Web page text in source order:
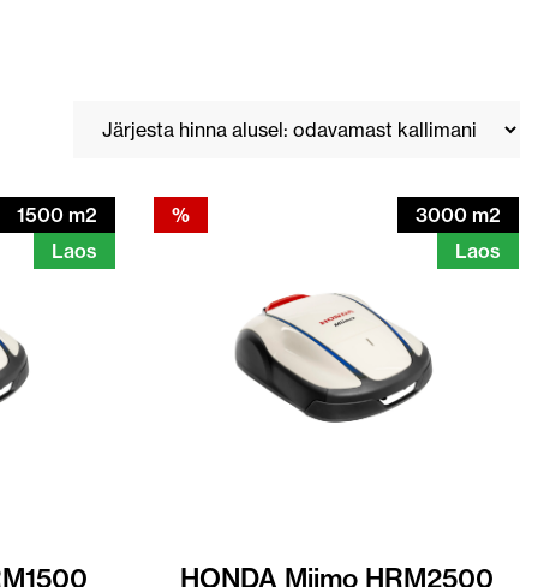
1500 m2
Laos
%
3000 m2
Laos
HONDA Miimo HRM2500